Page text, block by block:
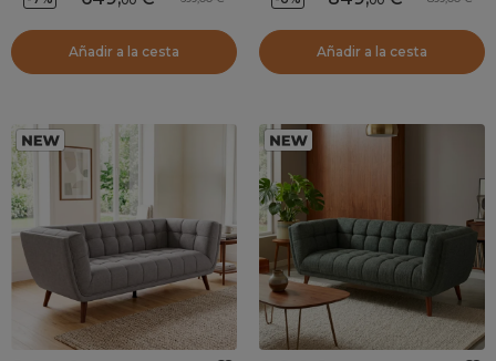
Añadir a la cesta Añadir a la cesta